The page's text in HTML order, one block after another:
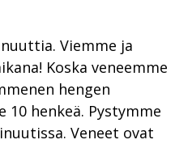
Viemme ja
Koska veneemme
hengen
10 henkeä. Pystymme
Veneet ovat